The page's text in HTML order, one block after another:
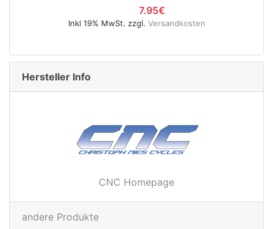
Inkl 19% MwSt. zzgl.Versandkosten
Hersteller Info
CNC Homepage
andere Produkte